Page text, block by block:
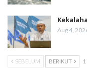
Aug 4,
SEBELUM BERIKUT